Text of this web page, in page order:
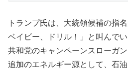
トランプ氏は、大統領候補の指
ベイビー、ドリル！」と叫んで
共和党のキャンペーンスローガ
追加のエネルギー源として、石